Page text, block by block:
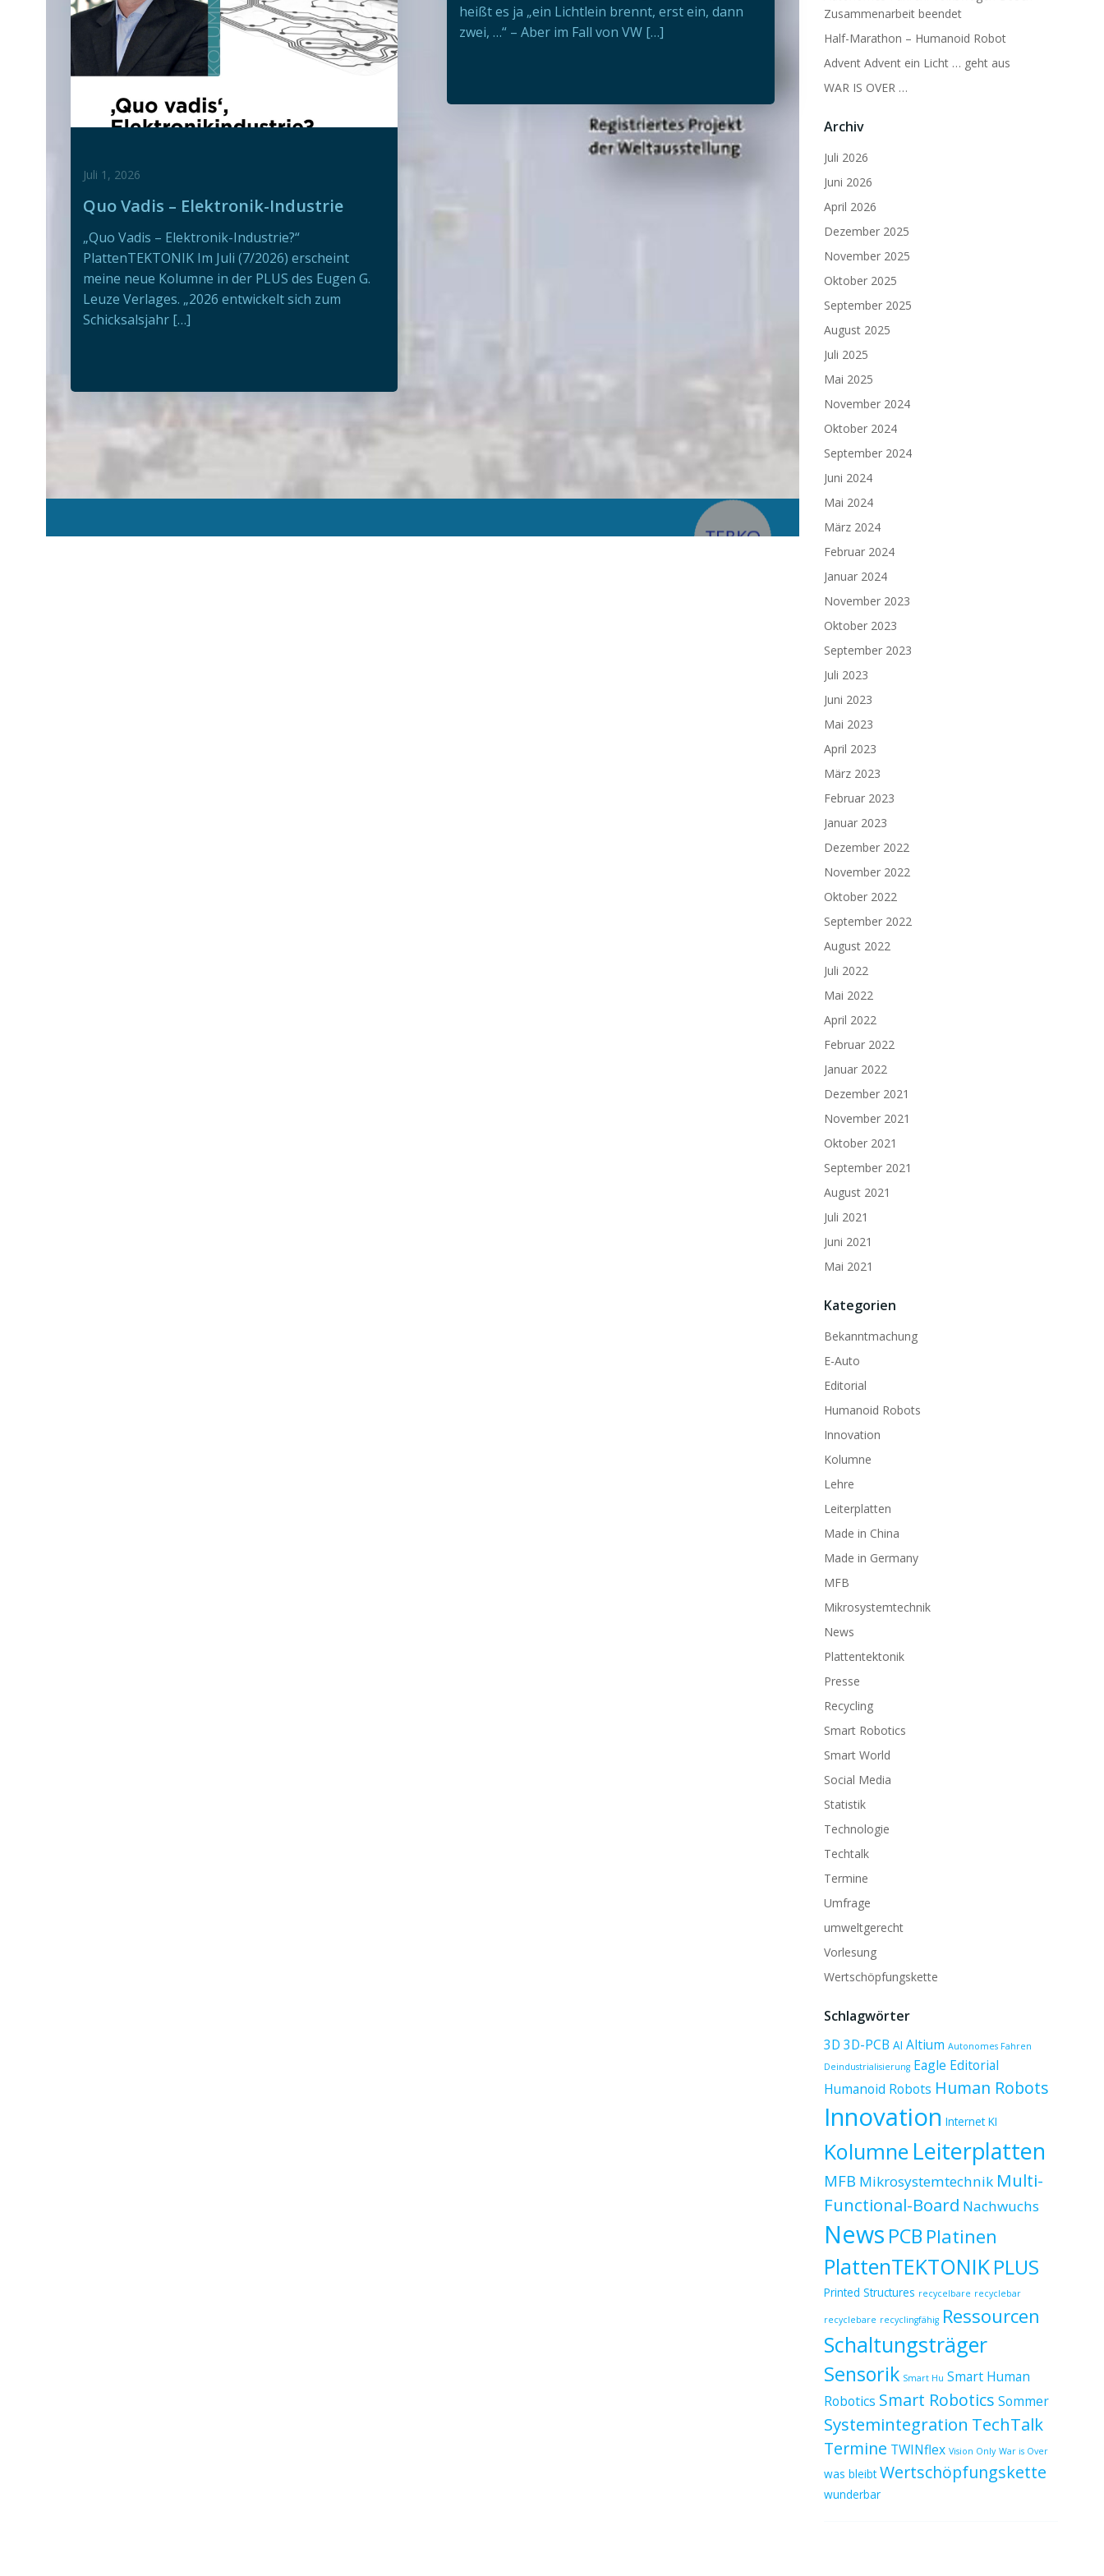
Juli 1, 2026
Quo Vadis – Elektronik-Industrie
„Quo Vadis – Elektronik-Industrie?“
PlattenTEKTONIK Im Juli (7/2026) erscheint
meine neue Kolumne in der PLUS des Eugen G.
Leuze Verlages. „2026 entwickelt sich zum
Schicksalsjahr […]
heißt es ja „ein Lichtlein brennt, erst ein, dann
zwei, …“ – Aber im Fall von VW […]
Zusammenarbeit beendet
Half-Marathon – Humanoid Robot
Advent Advent ein Licht … geht aus
WAR IS OVER …
Archiv
Juli 2026
Juni 2026
April 2026
Dezember 2025
November 2025
Oktober 2025
September 2025
August 2025
Juli 2025
Mai 2025
November 2024
Oktober 2024
September 2024
Juni 2024
Mai 2024
März 2024
Februar 2024
Januar 2024
November 2023
Oktober 2023
September 2023
Juli 2023
Juni 2023
Mai 2023
April 2023
März 2023
Februar 2023
Januar 2023
Dezember 2022
November 2022
Oktober 2022
September 2022
August 2022
Juli 2022
Mai 2022
April 2022
Februar 2022
Januar 2022
Dezember 2021
November 2021
Oktober 2021
September 2021
August 2021
Juli 2021
Juni 2021
Mai 2021
Kategorien
Bekanntmachung
E-Auto
Editorial
Humanoid Robots
Innovation
Kolumne
Lehre
Leiterplatten
Made in China
Made in Germany
MFB
Mikrosystemtechnik
News
Plattentektonik
Presse
Recycling
Smart Robotics
Smart World
Social Media
Statistik
Technologie
Techtalk
Termine
Umfrage
umweltgerecht
Vorlesung
Wertschöpfungskette
Schlagwörter
3D 3D-PCB AI Altium Autonomes Fahren
Deindustrialisierung Eagle Editorial
Humanoid Robots Human Robots
Innovation Internet KI
Kolumne Leiterplatten
MFB Mikrosystemtechnik Multi-
Functional-Board Nachwuchs
News PCB Platinen
PlattenTEKTONIK PLUS
Printed Structures recycelbare recyclebar
recyclebare recyclingfähig Ressourcen
Schaltungsträger
Sensorik Smart Hu Smart Human
Robotics Smart Robotics Sommer
Systemintegration TechTalk
Termine TWINflex Vision Only War is Over
was bleibt Wertschöpfungskette
wunderbar